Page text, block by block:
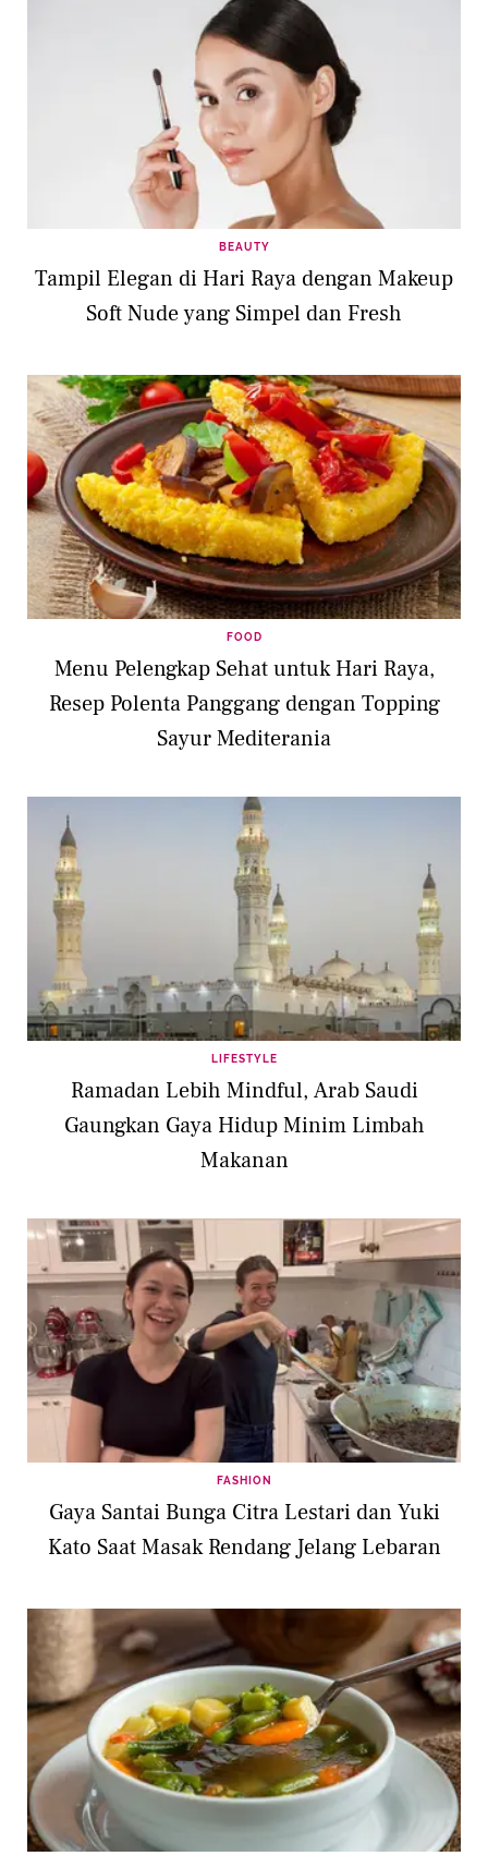
BEAUTY
Tampil Elegan di Hari Raya dengan Makeup
Soft Nude yang Simpel dan Fresh
FOOD
Menu Pelengkap Sehat untuk Hari Raya,
Resep Polenta Panggang dengan Topping
Sayur Mediterania
LIFESTYLE
Ramadan Lebih Mindful, Arab Saudi
Gaungkan Gaya Hidup Minim Limbah
Makanan
FASHION
Gaya Santai Bunga Citra Lestari dan Yuki
Kato Saat Masak Rendang Jelang Lebaran